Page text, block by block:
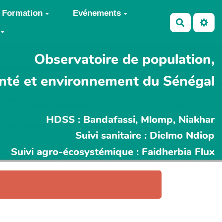
Formation Evénements
Observatoire de population,
et environnement du Sénégal
HDSS : Bandafassi, Mlomp, Niakhar
Suivi sanitaire : Dielmo Ndiop
Suivi agro-écosystémique : Faidherbia Flux